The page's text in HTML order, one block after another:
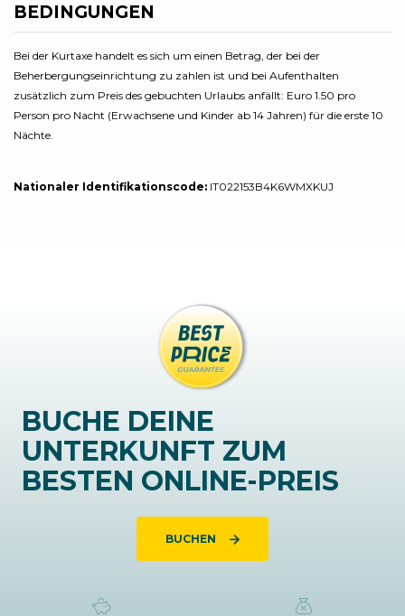
BEDINGUNGEN
Bei der Kurtaxe handelt es sich um einen Betrag, der bei der
Beherbergungseinrichtung zu zahlen ist und bei Aufenthalten
zusätzlich zum Preis des gebuchten Urlaubs anfällt: Euro 1.50 pro
Person pro Nacht (Erwachsene und Kinder ab 14 Jahren) für die erste 10
Nächte.
Nationaler Identifikationscode: IT022153B4K6WMXKUJ
BUCHE DEINE
UNTERKUNFT ZUM
BESTEN ONLINE-PREIS
BUCHEN